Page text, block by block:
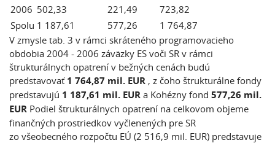
2006 502,33 221,49
723,82
Spolu 1 187,61 577,26
1 764,87
V zmysle tab. 3 v rámci skráteného programovacieho
obdobia 2004 - 2006 záväzky ES voči SR v rámci
štrukturálnych opatrení v bežných cenách budú
predstavovať 1 764,87 mil. EUR , z čoho štrukturálne fondy
predstavujú 1 187,61 mil. EUR a Kohézny fond 577,26 mil.
EUR Podiel štrukturálnych opatrení na celkovom objeme
finančných prostriedkov vyčlenených pre SR
zo všeobecného rozpočtu EÚ (2 516,9 mil. EUR) predstavuje